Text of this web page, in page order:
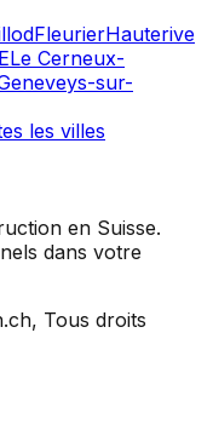
FleurierHauterive
Le Cerneux-
sur-
les villes
en Suisse.
dans votre
Tous droits